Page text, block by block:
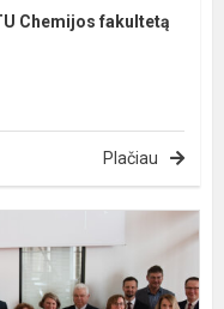
Chemijos fakultetą
Plačiau